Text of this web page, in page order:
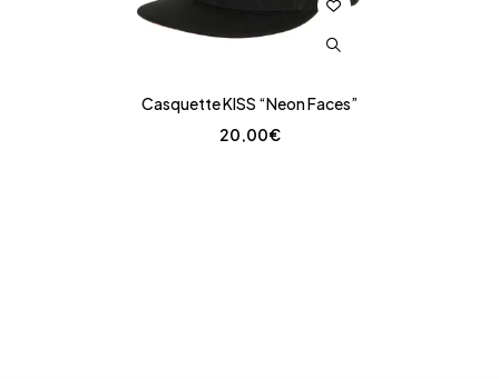
Casquette KISS “Neon Faces”
20,00€